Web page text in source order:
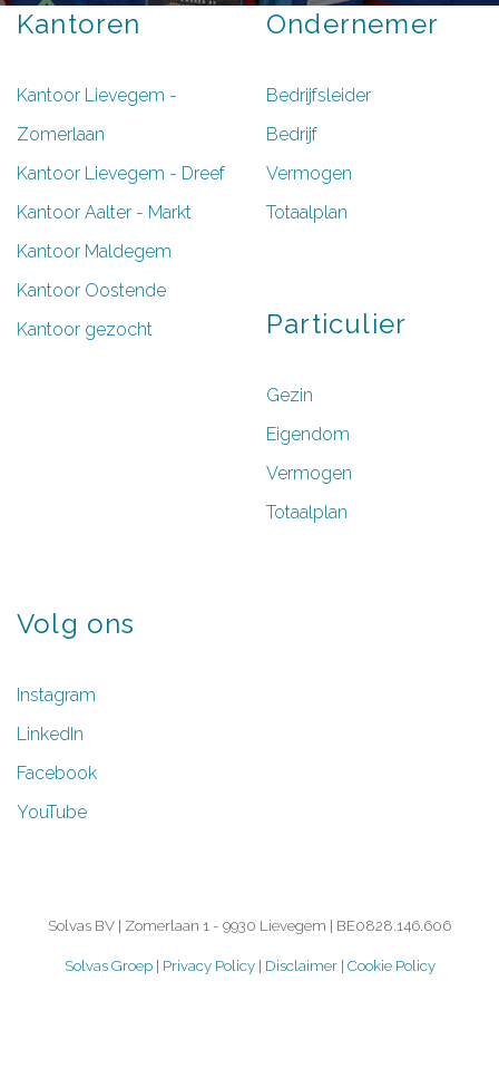
Kantoren
Kantoor Lievegem -
Zomerlaan
Kantoor Lievegem - Dreef
Kantoor Aalter - Markt
Kantoor Maldegem
Kantoor Oostende
Kantoor gezocht
Ondernemer
Bedrijfsleider
Bedrijf
Vermogen
Totaalplan
Particulier
Gezin
Eigendom
Vermogen
Totaalplan
Volg ons
Instagram
LinkedIn
Facebook
YouTube
Solvas BV | Zomerlaan 1 - 9930 Lievegem | BE0828.146.606
Solvas Groep| Privacy Policy| Disclaimer| Cookie Policy